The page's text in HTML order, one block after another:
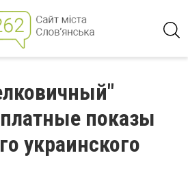
показы
украинского